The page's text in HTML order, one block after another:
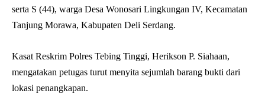
serta S (44), warga Desa Wonosari Lingkungan IV, Kecamatan
Tanjung Morawa, Kabupaten Deli Serdang.
Kasat Reskrim Polres Tebing Tinggi, Herikson P. Siahaan,
mengatakan petugas turut menyita sejumlah barang bukti dari
lokasi penangkapan.